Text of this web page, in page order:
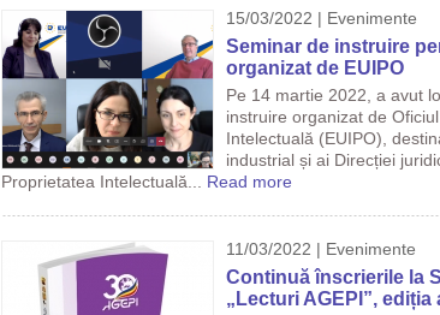
15/03/2022 | Evenimente
Seminar de instruire
organizat de EUIPO
Pe 14 martie 2022, a avut
instruire organizat de
Intelectuală (EUIPO),
industrial și ai Direcției
Proprietatea Intelectuală... Read more
11/03/2022 | Evenimente
Continuă înscrierile la
„Lecturi AGEPI”, ediția